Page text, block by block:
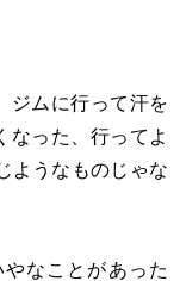
ジムに行って汗を
なった、行ってよ
ようなものじゃな
なことがあった